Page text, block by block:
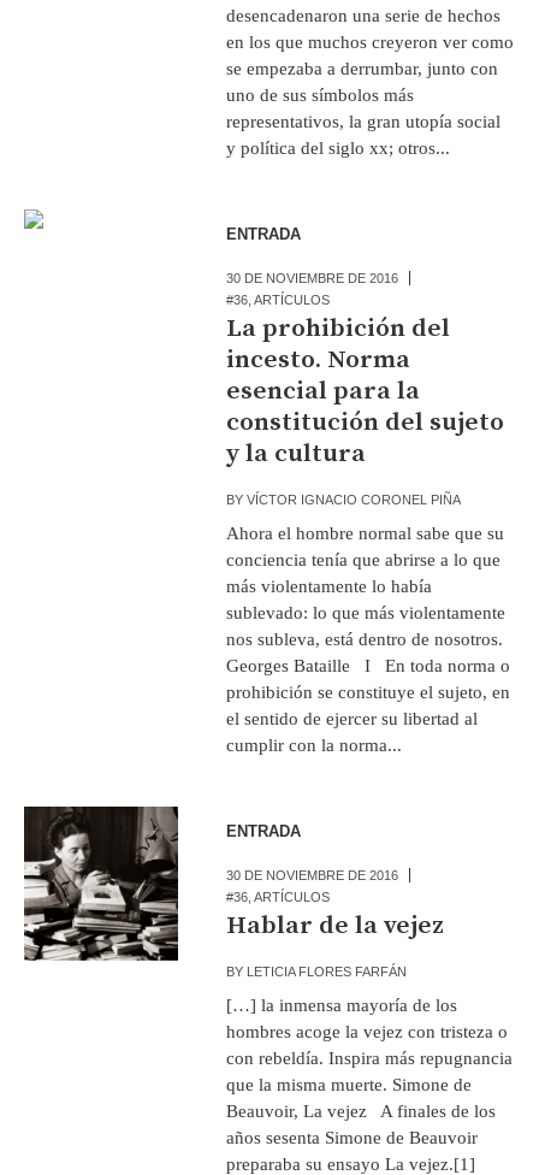
desencadenaron una serie de hechos
en los que muchos creyeron ver como
se empezaba a derrumbar, junto con
uno de sus símbolos más
representativos, la gran utopía social
y política del siglo xx; otros...
ENTRADA
30 DE NOVIEMBRE DE 2016
#36 ,ARTÍCULOS
La prohibición del
incesto. Norma
esencial para la
constitución del sujeto
y la cultura
BYVÍCTOR IGNACIO CORONEL PIÑA
Ahora el hombre normal sabe que su
conciencia tenía que abrirse a lo que
más violentamente lo había
sublevado: lo que más violentamente
nos subleva, está dentro de nosotros.
Georges Bataille I En toda norma o
prohibición se constituye el sujeto, en
el sentido de ejercer su libertad al
cumplir con la norma...
ENTRADA
30 DE NOVIEMBRE DE 2016
#36 ,ARTÍCULOS
Hablar de la vejez
BY LETICIA FLORES FARFÁN
[…] la inmensa mayoría de los
hombres acoge la vejez con tristeza o
con rebeldía. Inspira más repugnancia
que la misma muerte. Simone de
Beauvoir, La vejez A finales de los
años sesenta Simone de Beauvoir
preparaba su ensayo La vejez.[1]